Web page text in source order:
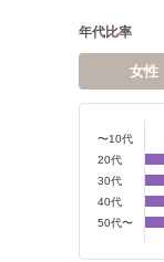
年代比率
女性
〜10代
20代
30代
40代
50代〜